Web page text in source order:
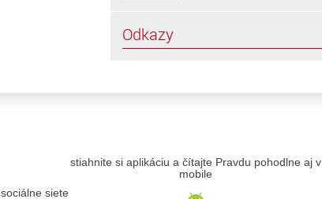
Odkazy
siete
stiahnite si aplikáciu a čítajte Pravdu pohodlne aj v
mobile